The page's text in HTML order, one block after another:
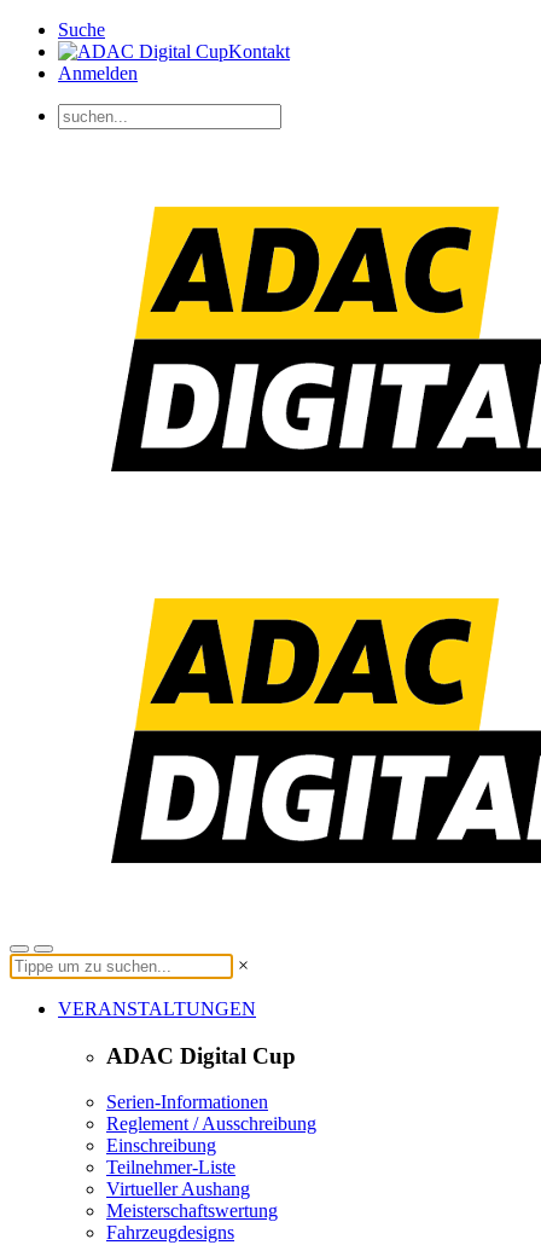
Suche
Kontakt
Anmelden
×
VERANSTALTUNGEN
ADAC Digital Cup
Serien-Informationen
Reglement / Ausschreibung
Einschreibung
Teilnehmer-Liste
Virtueller Aushang
Meisterschaftswertung
Fahrzeugdesigns